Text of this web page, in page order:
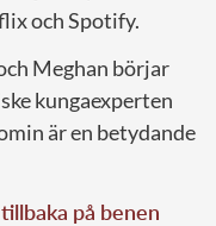
och Spotify.
Meghan börjar
kungaexperten
är en betydande
på benen